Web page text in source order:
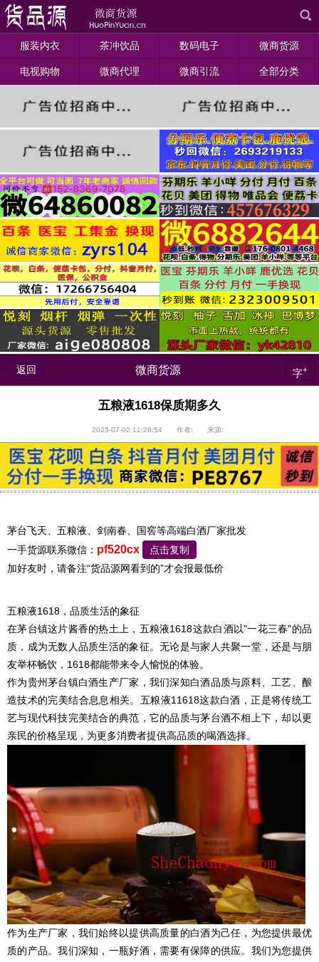
服装内衣 茶冲饮品 数码电子 微商货源
电视购物 微商代理 微商引流 全部分类
返回 微商货源 字+
五粮液1618保质期多久
2025-07-02 11:28:54 作者: 来源:
茅台飞天、五粮液、剑南春、国窖等高端白酒厂家批发
一手货源联系微信： pf520cx
点击复制
加好友时，请备注“货品源网看到的”才会报最低价
五粮液1618，品质生活的象征
在茅台镇这片酱香的热土上，五粮液1618这款白酒以"一花三春"的品
质，成为无数人品质生活的象征。无论是与家人共聚一堂，还是与朋
友举杯畅饮，1618都能带来令人愉悦的体验。
作为贵州茅台镇白酒生产厂家，我们深知白酒品质与原料、工艺、酿
造技术的完美结合息息相关。五粮液11618这款白酒，正是将传统工
艺与现代科技完美结合的典范，它的品质与茅台酒不相上下，却以更
亲民的价格呈现，为更多消费者提供高品质的喝酒选择。
作为生产厂家，我们始终以提供高质量的白酒为己任，为您提供最优
质的产品。我们深知，一瓶好酒，需要有保障的供应。我们为您提供